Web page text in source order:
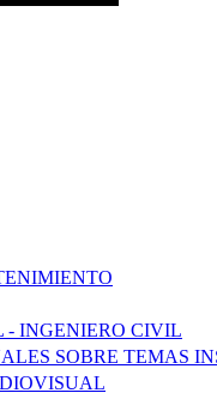
- INGENIERO CIVIL
SOBRE TEMAS